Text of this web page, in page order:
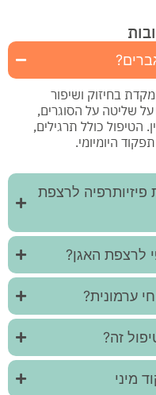
בחיזוק ושיפור
שליטה על הסוגרים,
הטיפול כולל תרגילים,
היומיומי.
פיזיותרפיה לרצפת
לרצפת האגן?
ערמונית?
זה?
מיני